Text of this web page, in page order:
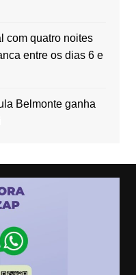
com quatro noites
entre os dias 6 e
Belmonte ganha